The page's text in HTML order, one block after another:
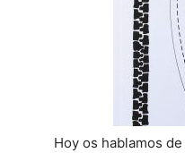
Hoy os hablamos de